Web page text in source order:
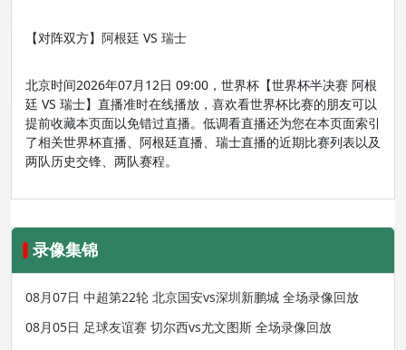
【对阵双方】 阿根廷 VS 瑞士
北京时间2026年07月12日 09:00，世界杯【世界杯半决赛 阿根
廷 VS 瑞士】直播准时在线播放，喜欢看世界杯比赛的朋友可以
提前收藏本页面以免错过直播。低调看直播还为您在本页面索引
了相关世界杯直播、阿根廷直播、瑞士直播的近期比赛列表以及
两队历史交锋、两队赛程。
录像集锦
08月07日 中超第22轮 北京国安vs深圳新鹏城 全场录像回放
08月05日 足球友谊赛 切尔西vs尤文图斯 全场录像回放